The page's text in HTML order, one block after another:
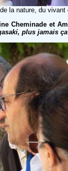
la nature, du vivant
Cheminade et
plus jamais